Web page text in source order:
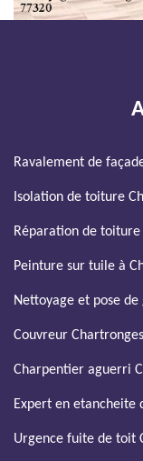
Ravalement de
Isolation de toiture
Réparation de
Peinture sur tuile à
Nettoyage et pose
Couvreur Chartronges
Charpentier aguerri
Expert en etancheite
Urgence fuite de toit